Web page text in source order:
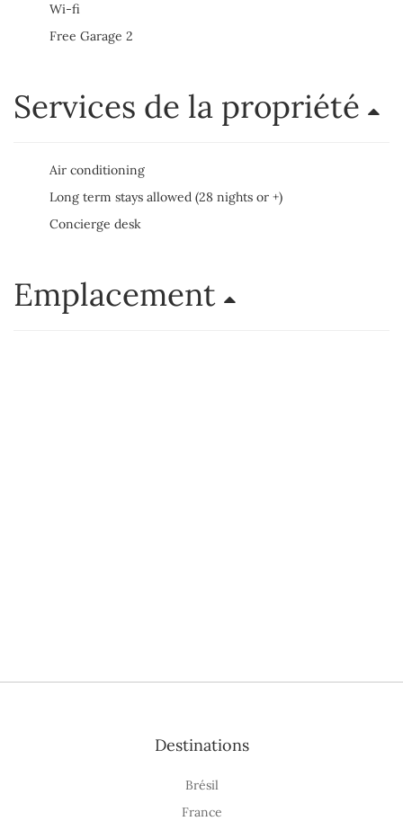
Wi-fi
Free Garage 2
Services de la propriété
Air conditioning
Long term stays allowed (28 nights or +)
Concierge desk
Emplacement
Destinations
Brésil
France